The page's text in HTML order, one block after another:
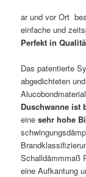
ar und vor Ort
einfache und
Perfekt in
Das patentierte
abgedichteten
Duschwanne ist
einesehr hohe
Schalldämmmaß
eine Aufkantung